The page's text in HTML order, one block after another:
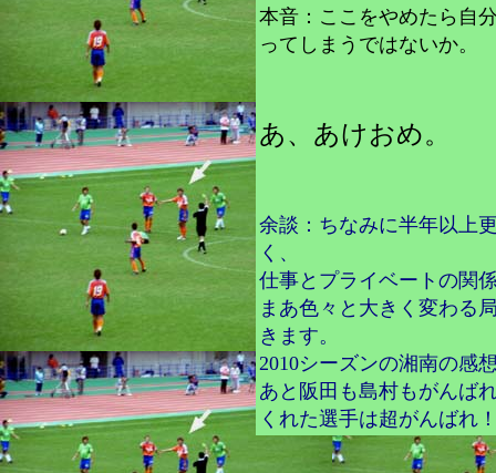
本音：ここをやめたら自
ってしまうではないか。
あ、あけおめ。
余談：ちなみに半年以上
く、
仕事とプライベートの関
まあ色々と大きく変わる
きます。
2010シーズンの湘南の感
あと阪田も島村もがんば
くれた選手は超がんばれ